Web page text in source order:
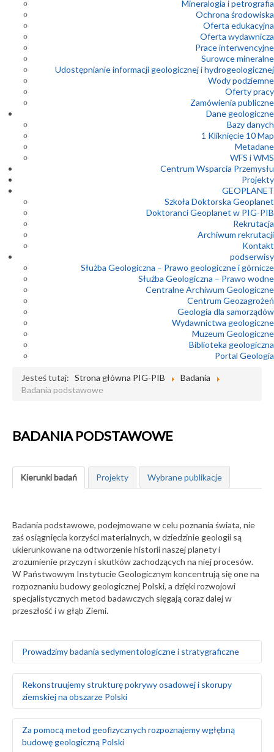
Mineralogia i petrografia
Ochrona środowiska
Oferta edukacyjna
Oferta wydawnicza
Prace interwencyjne
Surowce mineralne
Udostępnianie informacji geologicznej i hydrogeologicznej
Wody podziemne
Oferty pracy
Zamówienia publiczne
Dane geologiczne
Bazy danych
1 Kliknięcie 10 Map
Metadane
WFS i WMS
Centrum Wsparcia Przemysłu
Projekty
GEOPLANET
Szkoła Doktorska Geoplanet
Doktoranci Geoplanet w PIG-PIB
Rekrutacja
Archiwum rekrutacji
Kontakt
podserwisy
Służba Geologiczna – Prawo geologiczne i górnicze
Służba Geologiczna – Prawo wodne
Centralne Archiwum Geologiczne
Centrum Geozagrożeń
Geologia dla samorządów
Wydawnictwa geologiczne
Muzeum Geologiczne
Biblioteka geologiczna
Portal Geologia
Jesteś tutaj: Strona główna PIG-PIB
Badania
Badania podstawowe
BADANIA PODSTAWOWE
Kierunki badań Projekty Wybrane publikacje
Badania podstawowe, podejmowane w celu poznania świata, nie
zaś osiągnięcia korzyści materialnych, w dziedzinie geologii są
ukierunkowane na odtworzenie historii naszej planety i
zrozumienie przyczyn i skutków zachodzących na niej procesów.
W Państwowym Instytucie Geologicznym koncentrują się one na
rozpoznaniu budowy geologicznej Polski, a dzięki rozwojowi
specjalistycznych metod badawczych sięgają coraz dalej w
przeszłość i w głąb Ziemi.
Prowadzimy badania sedymentologiczne i stratygraficzne
występujących na obszarze Polski i Europy, zarówno na
powierzchni ziemi, jak i głęboko pod nią
Za pomocą badań makrofaunistycznych,
makroflorystycznych, mikro- i makroplaeontologicznych
oraz palinologicznych określamy wiek skał
Tworzymy podziały litostratygraficzne stratygrafii
Rekonstruujemy strukturę pokrywy osadowej i skorupy
ziemskiej na obszarze Polski
podstawie analizy strukturalnej w odsłonięciach
powierzchniowych i otworach wiertniczych
Za pomocą metod geofizycznych rozpoznajemy wgłębną
budowę geologiczną Polski